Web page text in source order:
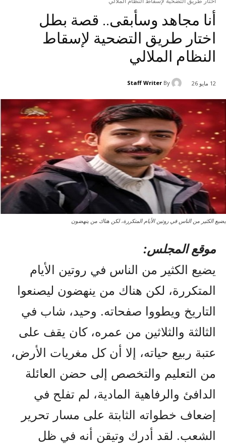
أنا مجاهد وسأبقى.. قصة بطل
اختار طريق التضحية لإسقاط
النظام الملالي
12 مايو 26 By
Staff Writer
يضيع الكثير من الناس في روتين الأيام المتكررة، لكن هناك من ينهضون
موقع المجلس:
يضيع الكثير من الناس في روتين الأيام
المتكررة، لكن هناك من ينهضون ليصنعوا
التاريخ ويطووا صفحاته. وحيد، شاب في
الثالثة والثلاثين من عمره، كان يقف على
عتبة ربيع حياته، إلا أن كل مغريات الأرض،
من التعليم والتخصص إلى حضن العائلة
الدافئ والرفاهية المادية، لم تفلح في
إضعاف خطواته الثابتة على مسار تحرير
الشعب. لقد أدرك وتيقن أنه في ظل